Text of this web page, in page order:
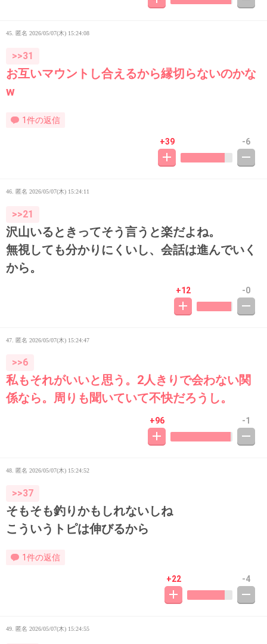
45. 匿名 2026/05/07(木) 15:24:08
>>31
お互いマウントし合えるから縁切らないのかな
w
1件の返信
+39 -6
46. 匿名 2026/05/07(木) 15:24:11
>>21
沢山いるときってそう言うと楽だよね。
無視しても分かりにくいし、会話は進んでいく
から。
+12 -0
47. 匿名 2026/05/07(木) 15:24:47
>>6
私もそれがいいと思う。2人きりで会わない関
係なら。周りも聞いていて不快だろうし。
+96 -1
48. 匿名 2026/05/07(木) 15:24:52
>>37
そもそも釣りかもしれないしね
こういうトピは伸びるから
1件の返信
+22 -4
49. 匿名 2026/05/07(木) 15:24:55